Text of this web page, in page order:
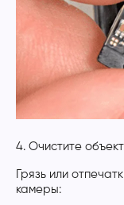
4. Очистите
Грязь или
камеры: